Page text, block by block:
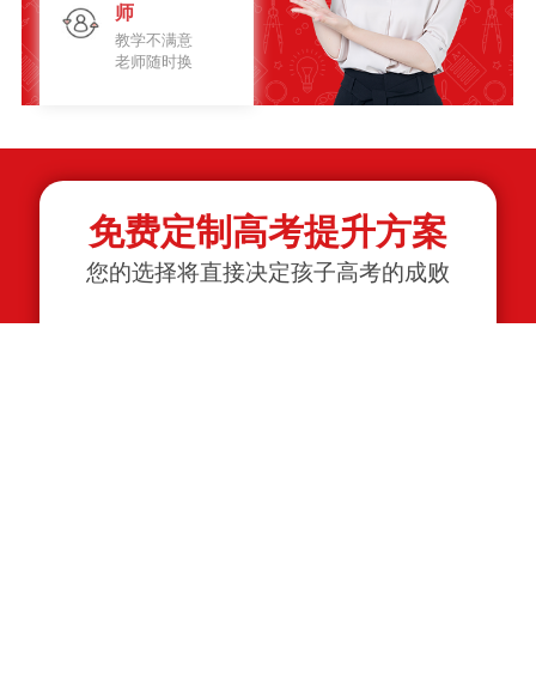
师
教学不满意
老师随时换
免费定制高考提升方案
您的选择将直接决定孩子高考的成败